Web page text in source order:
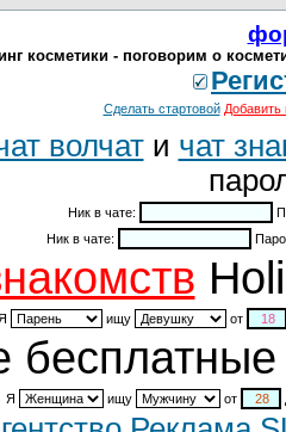
косметики - поговорим о
Сделать стартовой Добавить
волчати чат
Ник в чате:
Ник в чате:
ищу от
бесплатные
Я ищу от